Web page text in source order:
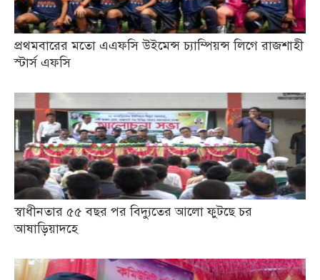
প্রথমবারের মতো এএফসি উইমেন্স চ্যাম্পিয়ন্স লিগে রাজশাহী
স্টার্স এফসি
স্বাধীনতার ৫৫ বছর পর বিদ্যুতের আলো ফুটছে চর
আষাড়িয়াদহে